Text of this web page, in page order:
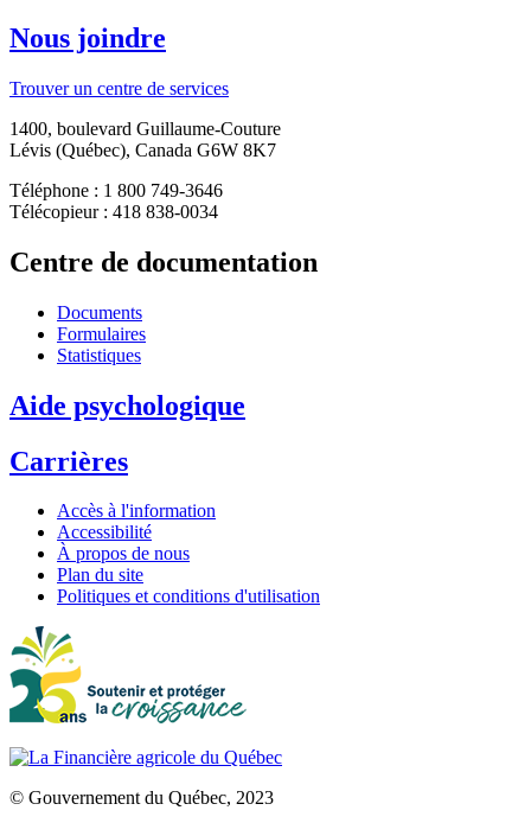
Nous joindre
Trouver un centre de services
1400, boulevard Guillaume-Couture
Lévis (Québec), Canada G6W 8K7
Téléphone : 1 800 749-3646
Télécopieur : 418 838-0034
Centre de documentation
Documents
Formulaires
Statistiques
Aide psychologique
Carrières
Accès à l'information
Accessibilité
À propos de nous
Plan du site
Politiques et conditions d'utilisation
© Gouvernement du Québec, 2023